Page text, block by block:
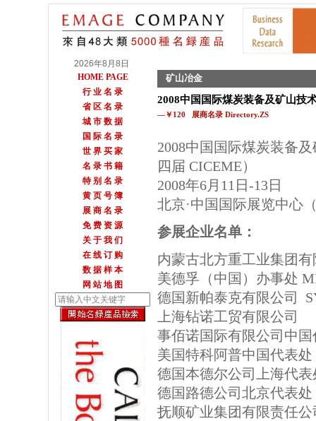
2026年8月8日
HOME PAGE
行 业 名 录
省 区 名 录
城 市 数 据
国 际 名 录
世 界 买 家
名 录 书 籍
特 别 名 录
黄 页 号 簿
展 商 名 录
免 费 资 源
关 于 我 们
在 线 订 购
数 据 样 本
网 站 地 图
矿山冶金
2008中国国际煤炭装备及矿山技
—￥120 展商名录 Directory.ZS
2008中国国际煤炭装备
四届 CICEME）
2008年6月11日-13日
北京·中国国际展览中心
参展企业名单：
内蒙古北方重工业集团
美德孚（中国）办事处
德国新帕泰克有限公司
上海钻诺工贸有限公司
事佰诺国际有限公司中国
美国特科阿普中国代表处
德国本德尔公司上海代表
德国路德公司北京代表处
抚顺矿业集团有限责任公